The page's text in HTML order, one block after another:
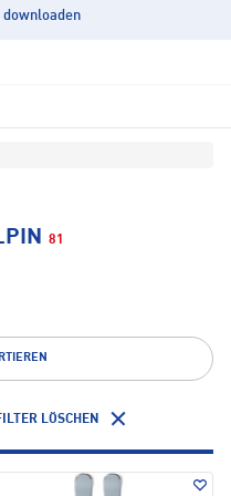
downloaden
81
LÖSCHEN